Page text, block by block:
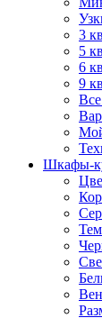
3
5
6
9
Шкафы-